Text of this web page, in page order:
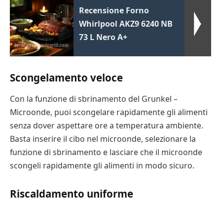
Recensione Forno
Whirlpool AKZ9 6240 NB
73 L Nero A+
Scongelamento veloce
Con la funzione di sbrinamento del Grunkel –
Microonde, puoi scongelare rapidamente gli alimenti
senza dover aspettare ore a temperatura ambiente.
Basta inserire il cibo nel microonde, selezionare la
funzione di sbrinamento e lasciare che il microonde
scongeli rapidamente gli alimenti in modo sicuro.
Riscaldamento uniforme